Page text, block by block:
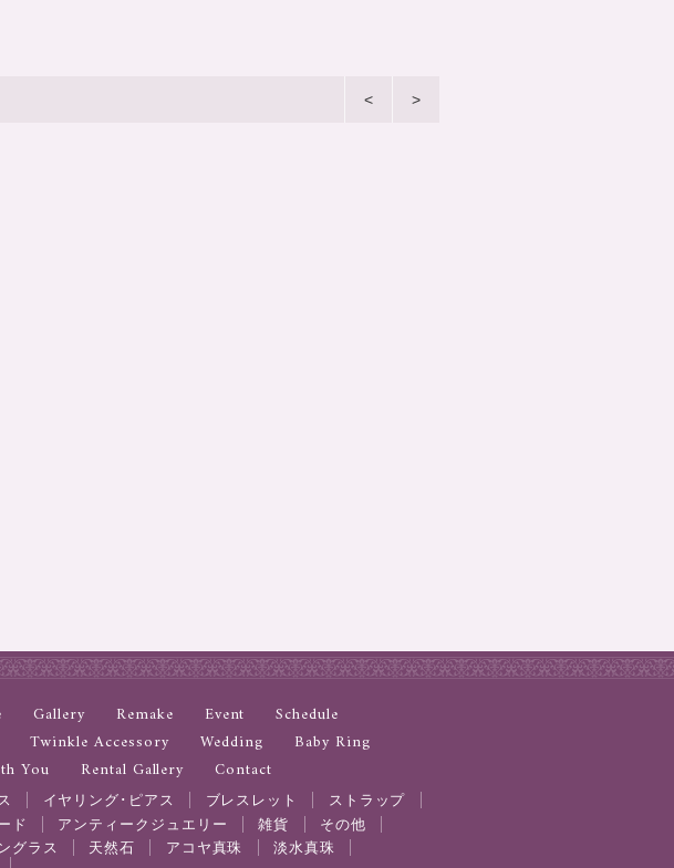
< >
Gallery Remake Event
Schedule
Twinkle Accessory Wedding
Baby Ring
You
Rental Gallery Contact
イヤリング･ピアス ブレスレット
ストラップ
ド
アンティークジュエリー 雑貨
その他
グラス
天然石 アコヤ真珠
淡水真珠